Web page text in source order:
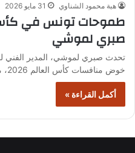
هبة محمود الشناوي 31 مايو 2026
صبري لموشي
تحدث صبري لموشي، المدير الفني
خوض منافسات كأس العالم 2026، مؤكدًا أن الهدف الرئيسي يتمثل…
أكمل القراءة »